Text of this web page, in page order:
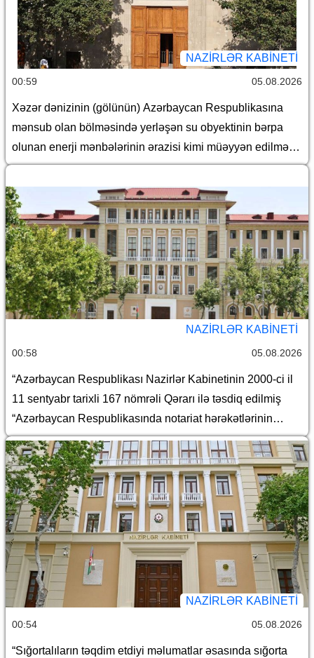
NAZIRLƏR KABINETI
00:59 05.08.2026
Xəzər dənizinin (gölünün) Azərbaycan Respublikasına
mənsub olan bölməsində yerləşən su obyektinin bərpa
olunan enerji mənbələrinin ərazisi kimi müəyyən edilməsi
haqqında
NAZIRLƏR KABINETI
00:58 05.08.2026
“Azərbaycan Respublikası Nazirlər Kabinetinin 2000-ci il
11 sentyabr tarixli 167 nömrəli Qərarı ilə təsdiq edilmiş
“Azərbaycan Respublikasında notariat hərəkətlərinin
aparılması qaydaları haqqında Təlimat”da dəyişiklik
edilməsi barədə
NAZIRLƏR KABINETI
00:54 05.08.2026
“Sığortalıların təqdim etdiyi məlumatlar əsasında sığorta